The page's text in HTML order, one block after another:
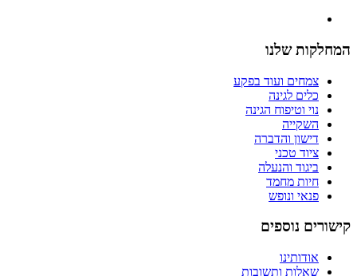
המחלקות שלנו
צמחים ועוד בפקע
כלים לגינה
נוי וטיפוח הגינה
השקייה
דישון והדברה
ציוד טכני
ביגוד והנעלה
חיות מחמד
פנאי ונופש
קישורים נוספים
אודותינו
שאלות ותשובות